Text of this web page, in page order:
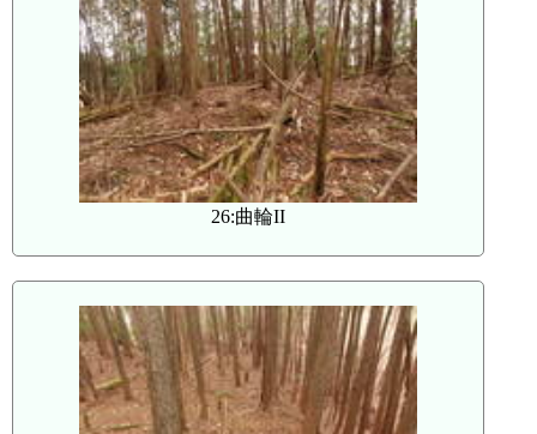
26:曲輪II